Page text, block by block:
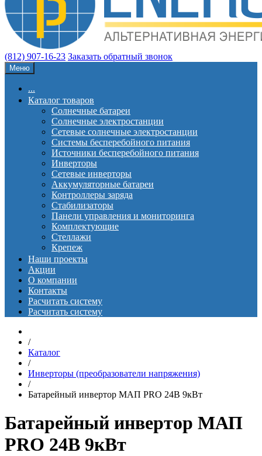
(812) 907-16-23 Заказать обратный звонок
Меню
...
Каталог товаров
Солнечные батареи
Солнечные электростанции
Сетевые солнечные электростанции
Системы бесперебойного питания
Источники бесперебойного питания
Инверторы
Сетевые инверторы
Аккумуляторные батареи
Контроллеры заряда
Стабилизаторы
Панели управления и мониторинга
Комплектующие
Стеллажи
Крепеж
Наши проекты
Акции
О компании
Контакты
Расчитать систему
Расчитать систему
/
Каталог
/
Инверторы (преобразователи напряжения)
/
Батарейный инвертор МАП PRO 24В 9кВт
Батарейный инвертор МАП
PRO 24В 9кВт